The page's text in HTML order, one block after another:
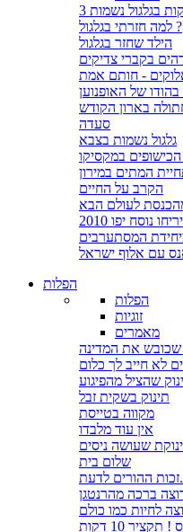
בגלגול נשמות
למה חזרתי בגלגול ?
הילד שחזר בגלגול
בקברי צדיקים
בהודו של האופנוען
בארון הקודש
סעדה
גלגול נשמות בצבא
במקסיקו
המתים במירון
הקרב על החיים
לעולם הבא
נוסח יפו 2010
המסתערבים
עם אלוף ישראל
הפלות
הפלות
זוגיות
מאמרים
שהציל מהפיגוע
תינוק בשקית זבל
מקווה בטייסת
אין עוד מלבדו
שעושה ניסים
שלום בית